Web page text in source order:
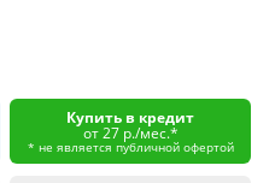
Купить в кредит
от 27 р./мес.*
* не является публичной офертой